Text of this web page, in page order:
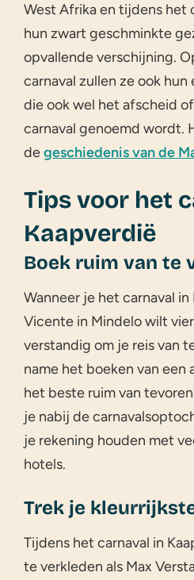
West Afrika en tijdens het
hun zwart geschminkte
opvallende verschijning.
carnaval zullen ze ook
die ook wel het afscheid
carnaval genoemd wordt.
degeschiedenis van de
Tips voor het
Kaapverdië
Boek ruim van te
Wanneer je het carnaval
Vicente in Mindelo wilt
verstandig om je reis van
name het boeken van een
het beste ruim van
je nabij de
je rekening houden met
hotels.
Trek je
Tijdens het carnaval in
te verkleden als Max